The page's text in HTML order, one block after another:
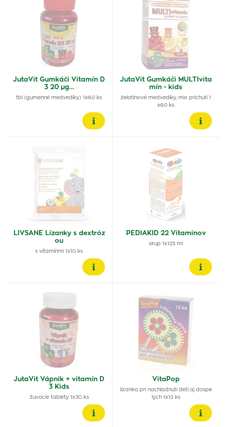
JutaVit Gumkáči Vitamín D
3 20 µg…
tbl (gumenné medvedíky) 1x60 ks
JutaVit Gumkáči MULTIvita
mín - kids
želatínové medvedíky, mix príchutí 1
x60 ks
LIVSANE Lízanky s dextróz
ou
s vitamínmi 1x10 ks
PEDIAKID 22 Vitaminov
sirup 1x125 ml
JutaVit Vápnik + vitamín D
3 Kids
žuvacie tablety 1x30 ks
VitaPop
lízanka pri nachladnutí detí aj dospe
lých 1x12 ks